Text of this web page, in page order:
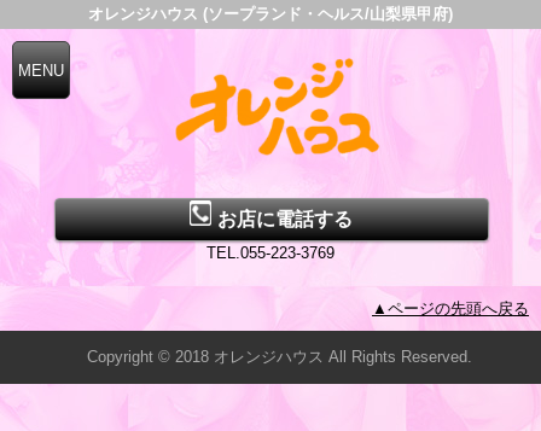
オレンジハウス (ソープランド・ヘルス/山梨県甲府)
お店に電話する
TEL.055-223-3769
▲ページの先頭へ戻る
Copyright © 2018 オレンジハウス All Rights Reserved.